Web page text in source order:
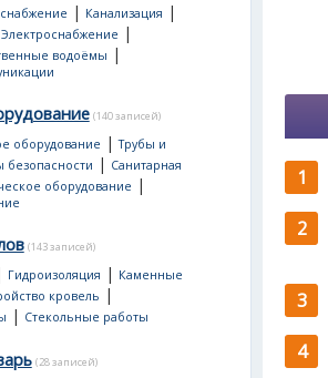
| Канализация |
Электроснабжение |
водоёмы |
(140 записей)
оборудование |Трубы и
безопасности | Санитарная
оборудование |
(143 записей)
Гидроизоляция | Каменные
кровель |
| Стекольные работы
(28 записей)
1
2
3
4